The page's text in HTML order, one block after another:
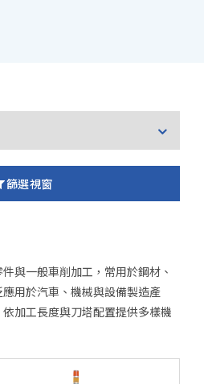
與一般車削加工，常用於鋼材、
用於汽車、機械與設備製造產
加工長度與刀塔配置提供多樣機
篩選視窗